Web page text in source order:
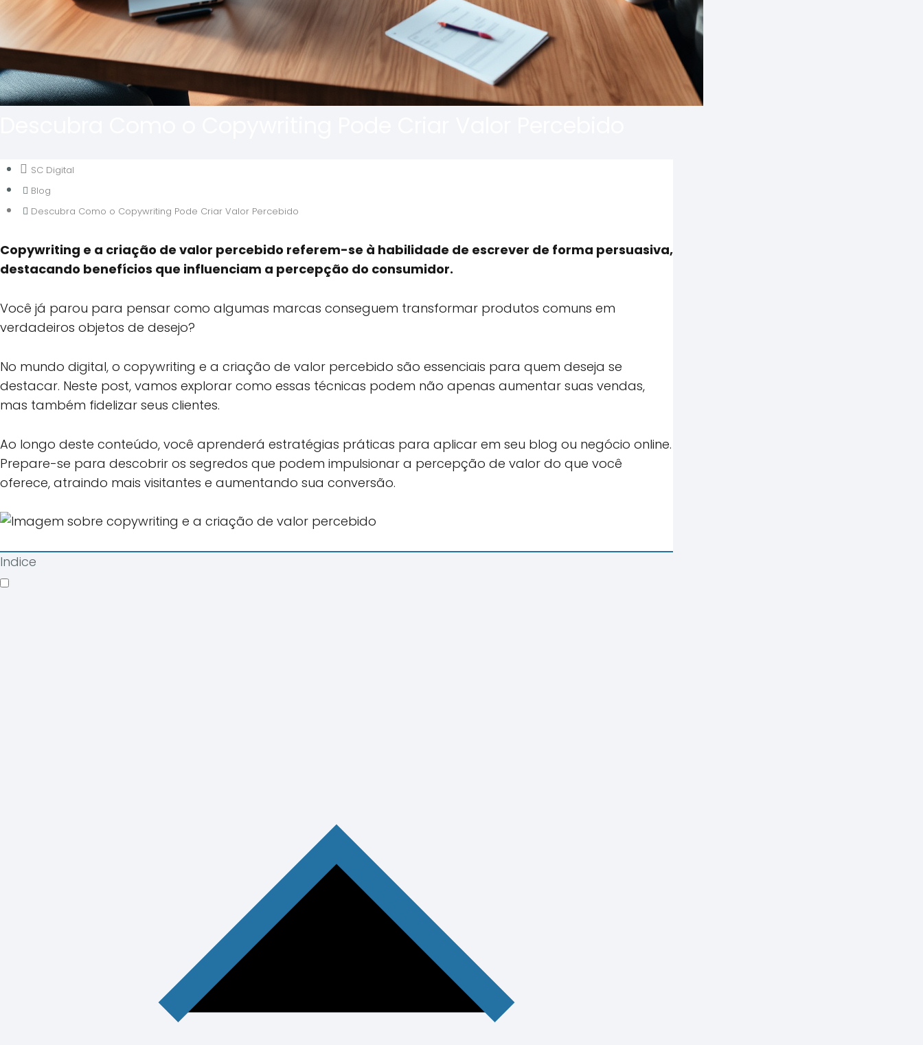
SC Digital
Blog
Descubra Como o Copywriting Pode Criar Valor Percebido
Copywriting e a criação de valor percebido referem-se à habilidade de escrever de forma persuasiva,
destacando benefícios que influenciam a percepção do consumidor.
Você já parou para pensar como algumas marcas conseguem transformar produtos comuns em
verdadeiros objetos de desejo?
No mundo digital, o copywriting e a criação de valor percebido são essenciais para quem deseja se
destacar. Neste post, vamos explorar como essas técnicas podem não apenas aumentar suas vendas,
mas também fidelizar seus clientes.
Ao longo deste conteúdo, você aprenderá estratégias práticas para aplicar em seu blog ou negócio online.
Prepare-se para descobrir os segredos que podem impulsionar a percepção de valor do que você
oferece, atraindo mais visitantes e aumentando sua conversão.
Indice